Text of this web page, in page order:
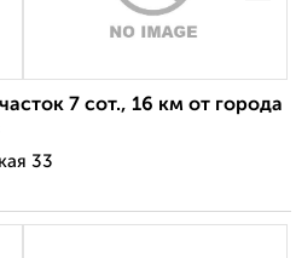
7 сот., 16 км от города
33